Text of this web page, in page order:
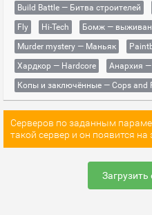
Build Battle — Битва строителей
Fly
Hi-Tech
Бомж —
Murder mystery — Маньяк
Хардкор — Hardcore
Анархия
Копы и заключённые — Cops and
Серверов по заданным
такой сервер и он появится на
Загрузить